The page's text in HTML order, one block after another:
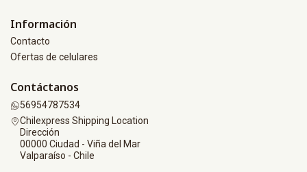
Información
Contacto
Ofertas de celulares
Contáctanos
56954787534
Chilexpress Shipping Location
Dirección
00000 Ciudad - Viña del Mar
Valparaíso - Chile